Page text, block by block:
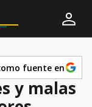
fuente en
y malas